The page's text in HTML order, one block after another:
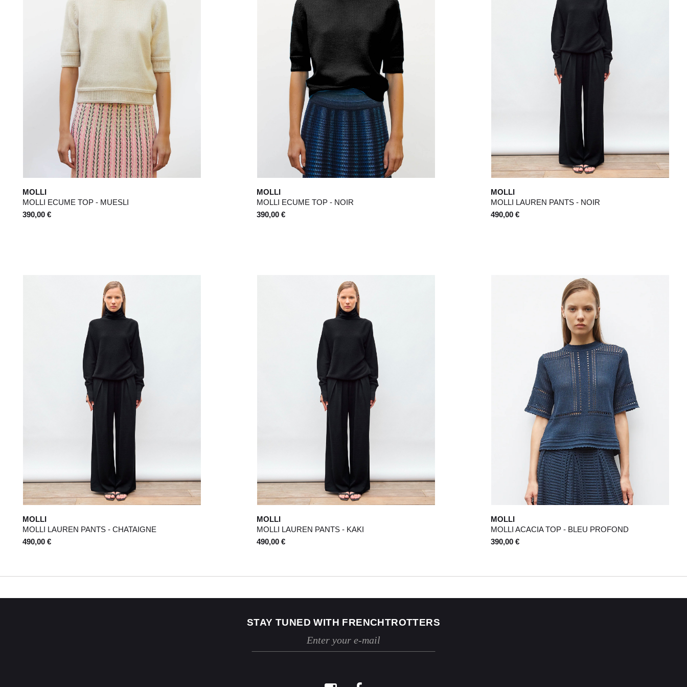
MOLLI
MOLLI ECUME TOP - MUESLI
390,00 €
MOLLI
MOLLI ECUME TOP - NOIR
390,00 €
MOLLI
MOLLI LAUREN PANTS - NOIR
490,00 €
MOLLI
MOLLI LAUREN PANTS - CHATAIGNE
490,00 €
MOLLI
MOLLI LAUREN PANTS - KAKI
490,00 €
MOLLI
MOLLI ACACIA TOP - BLEU PROFOND
390,00 €
STAY TUNED WITH FRENCHTROTTERS